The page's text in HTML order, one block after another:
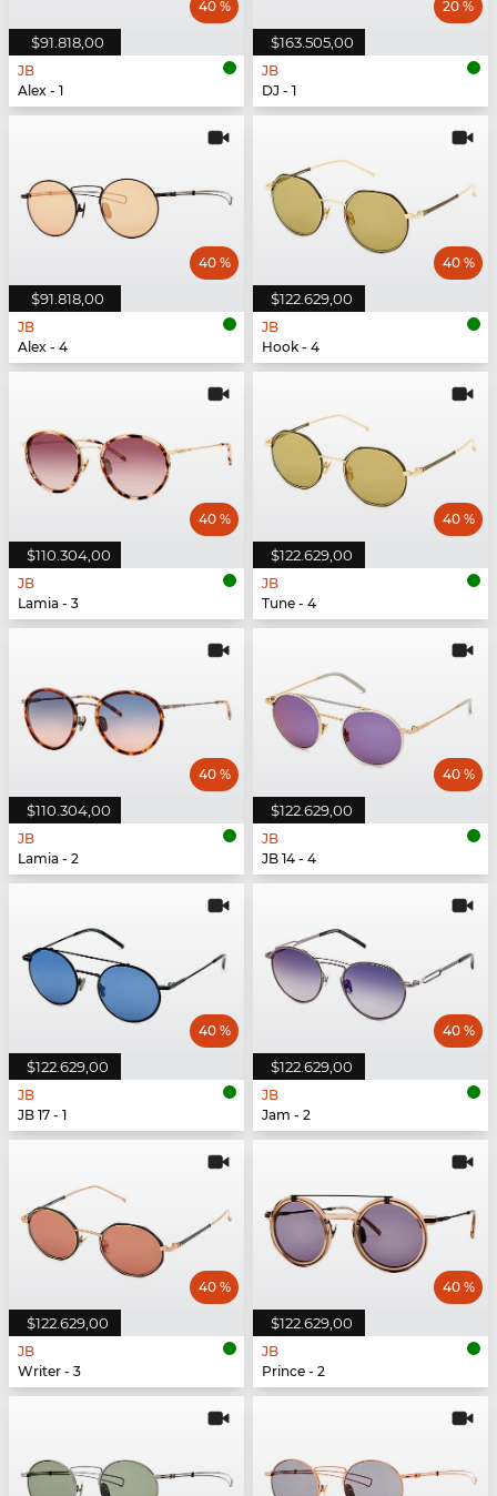
$91.818,00
40 %
JB
Alex - 1
$163.505,00
20 %
JB
DJ - 1
$91.818,00
40 %
JB
Alex - 4
$122.629,00
40 %
JB
Hook - 4
$110.304,00
40 %
JB
Lamia - 3
$122.629,00
40 %
JB
Tune - 4
$110.304,00
40 %
JB
Lamia - 2
$122.629,00
40 %
JB
JB 14 - 4
$122.629,00
40 %
JB
JB 17 - 1
$122.629,00
40 %
JB
Jam - 2
$122.629,00
40 %
JB
Writer - 3
$122.629,00
40 %
JB
Prince - 2